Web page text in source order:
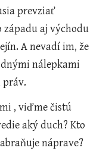
prevziať
západu aj východu
A nevadí im, že
nálepkami
práv.
aký duch? Kto
náprave?